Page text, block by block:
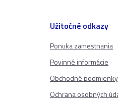
Užitočné odkazy
Ponuka zamestnania
Povinné informácie
Obchodné podmienky
Ochrana osobných